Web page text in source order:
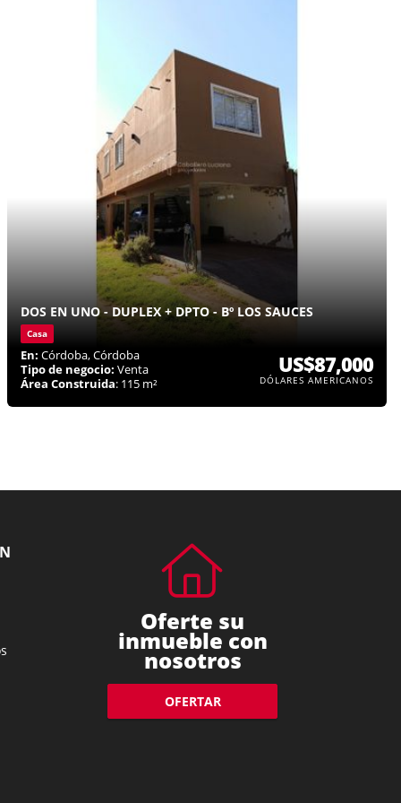
DOS EN UNO - DUPLEX + DPTO - Bº LOS SAUCES
Casa
En: Córdoba, Córdoba
Tipo de negocio: Venta
Área Construida: 115 m²
US$87,000
DÓLARES AMERICANOS
Oferte su
inmueble con
nosotros
OFERTAR